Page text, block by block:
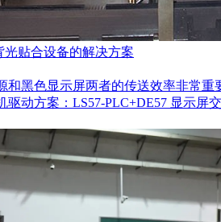
贴合设备的解决方案
和黑色显示屏两者的传送效率非常
驱动方案：LS57-PLC+DE57 显示屏